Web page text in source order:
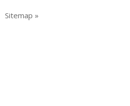
Sitemap »